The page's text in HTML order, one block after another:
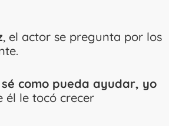
, el actor se pregunta por los
sé como pueda ayudar, yo
él le tocó crecer